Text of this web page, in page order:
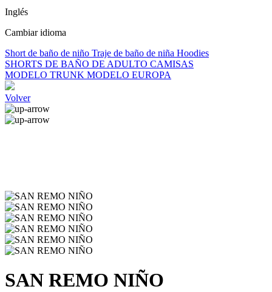
Inglés
Cambiar idioma
Short de baño de niño Traje de baño de niña Hoodies
SHORTS DE BAÑO DE ADULTO CAMISAS
MODELO TRUNK MODELO EUROPA
Volver
SAN REMO NIÑO